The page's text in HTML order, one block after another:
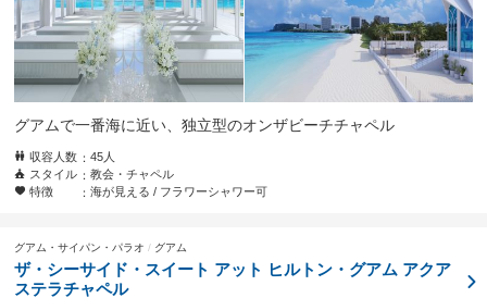
グアムで一番海に近い、独立型のオンザビーチチャペル
収容人数
45人
スタイル
教会・チャペル
特徴
海が見える フラワーシャワー可
グアム・サイパン・パラオ グアム
ザ・シーサイド・スイート アット ヒルトン・グアム アクア
ステラチャペル